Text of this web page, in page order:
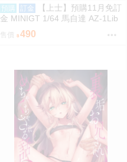
預購 訂金
【上士】預購11月免訂
金 MINIGT 1/64 馬自達 AZ-1Lib
erty Walk LB40 日之丸 紅 右駕吊
卡 39686 0809
490